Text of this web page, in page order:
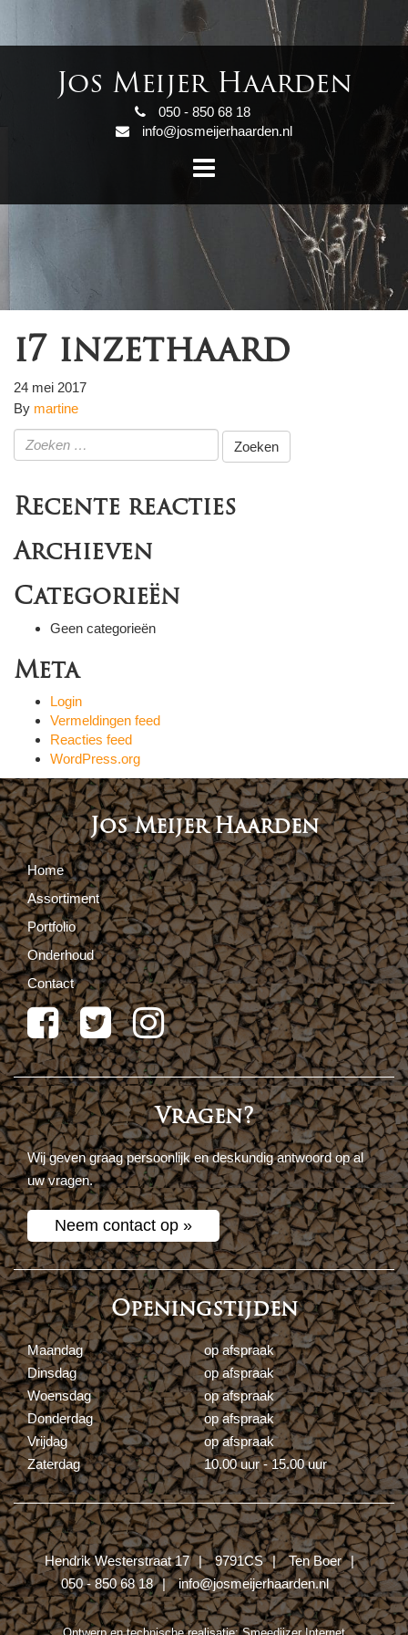
Jos Meijer Haarden
050 - 850 68 18
info@josmeijerhaarden.nl
i7 inzethaard
24 mei 2017
By martine
Zoeken
naar:
Recente reacties
Archieven
Categorieën
Geen categorieën
Meta
Login
Vermeldingen feed
Reacties feed
WordPress.org
Jos Meijer Haarden
Home
Assortiment
Portfolio
Onderhoud
Contact
Vragen?
Wij geven graag persoonlijk en deskundig antwoord op al
uw vragen.
Neem contact op »
Openingstijden
Maandag
op afspraak
Dinsdag
op afspraak
Woensdag
op afspraak
Donderdag
op afspraak
Vrijdag
op afspraak
Zaterdag
10.00 uur - 15.00 uur
Hendrik Westerstraat 17 9791CS
Ten Boer
050 - 850 68 18
info@josmeijerhaarden.nl